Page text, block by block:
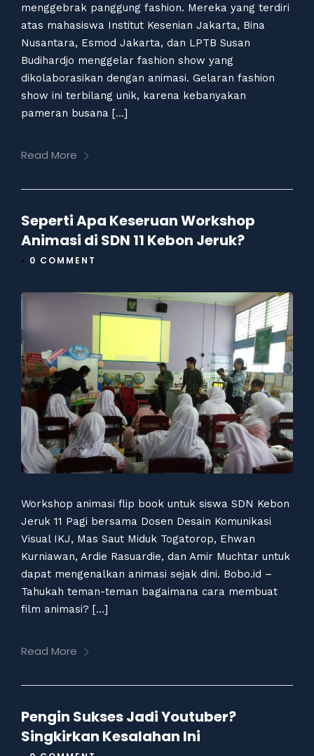
menggebrak panggung fashion. Mereka yang terdiri
atas mahasiswa Institut Kesenian Jakarta, Bina
Nusantara, Esmod Jakarta, dan LPTB Susan
Budihardjo menggelar fashion show yang
dikolaborasikan dengan animasi. Gelaran fashion
show ini terbilang unik, karena kebanyakan
pameran busana […]
Read More
Seperti Apa Keseruan Workshop
Animasi di SDN 11 Kebon Jeruk?
• 0 COMMENT
Workshop animasi flip book untuk siswa SDN Kebon
Jeruk 11 Pagi bersama Dosen Desain Komunikasi
Visual IKJ, Mas Saut Miduk Togatorop, Ehwan
Kurniawan, Ardie Rasuardie, dan Amir Muchtar untuk
dapat mengenalkan animasi sejak dini. Bobo.id –
Tahukah teman-teman bagaimana cara membuat
film animasi? […]
Read More
Pengin Sukses Jadi Youtuber?
Singkirkan Kesalahan Ini